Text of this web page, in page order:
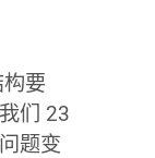
要
们 23
题变